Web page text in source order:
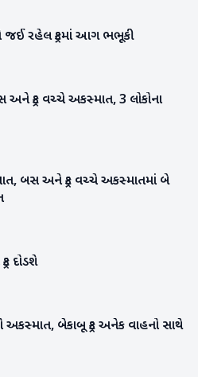
જઈ રહેલ ટ્રકમાં આગ ભભૂકી
ટ્રક વચ્ચે અકસ્માત, 3 લોકોના
બસ અને ટ્રક વચ્ચે અકસ્માતમાં બે
દોડશે
બેકાબૂ ટ્રક અનેક વાહનો સાથે